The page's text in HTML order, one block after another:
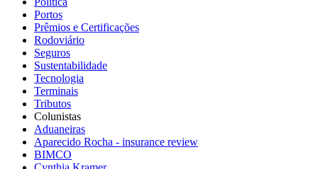
Portos
Prêmios e Certificações
Rodoviário
Seguros
Sustentabilidade
Tecnologia
Terminais
Tributos
Colunistas
Aduaneiras
Aparecido Rocha - insurance review
BIMCO